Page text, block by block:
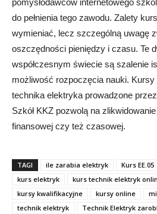
do pełnienia tego zawodu. Zalety
wymieniać, lecz szczególną uwagę
oszczędności pieniędzy i czasu. Te
współczesnym świecie są szalenie
możliwość rozpoczęcia nauki.
technika elektryka prowadzone
Szkół KKZ pozwolą na
finansowej czy też czasowej.
TAGI ile zarabia elektryk Kurs EE.05
kurs elektryk
kurs technik elektryk
kursy kwalifikacyjne
kursy online
technik elektryk
Technik Elektryk